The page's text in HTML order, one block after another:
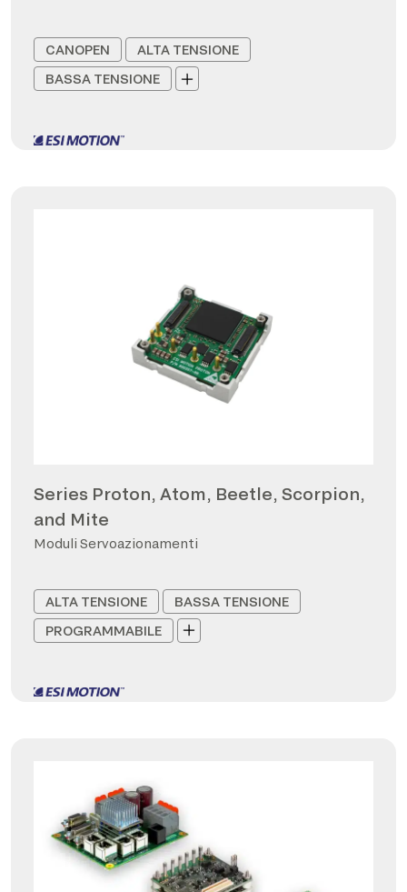
CANOPEN
ALTA TENSIONE
BASSA TENSIONE
Series Proton, Atom, Beetle, Scorpion,
and Mite
Moduli Servoazionamenti
ALTA TENSIONE
BASSA TENSIONE
PROGRAMMABILE